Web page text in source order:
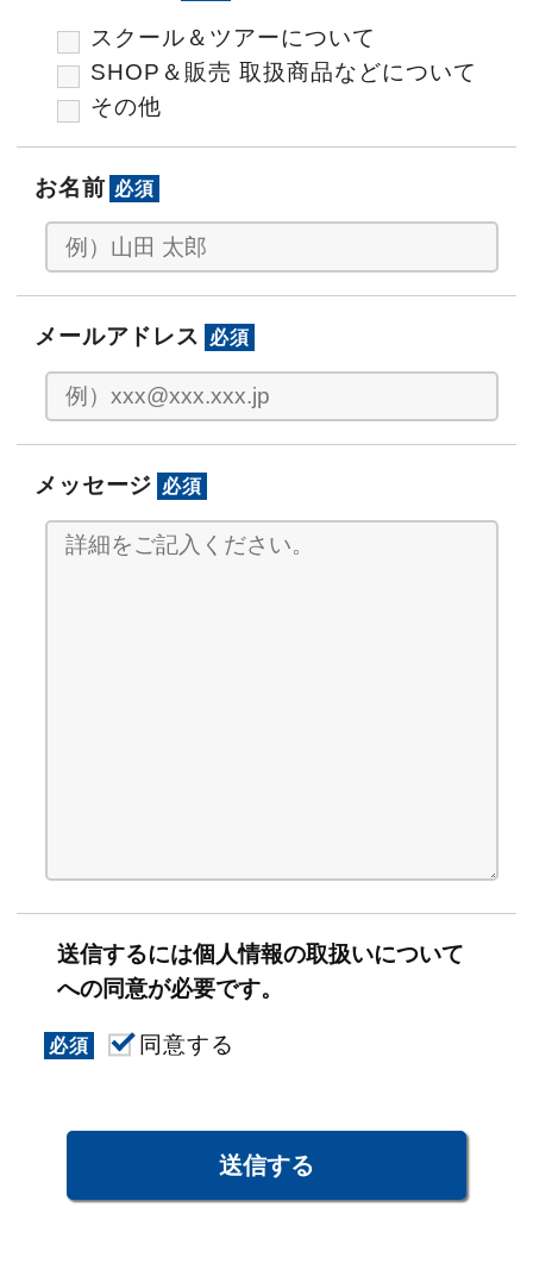
スクール＆ツアーについて
SHOP＆販売 取扱商品などについて
その他
お名前 必須
メールアドレス 必須
メッセージ 必須
送信するには個人情報の取扱いについて
への同意が必要です。
必須 同意する